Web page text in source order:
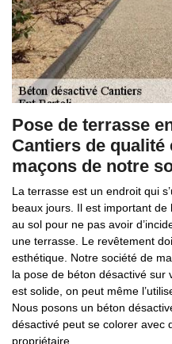
Pose de terrasse
Cantiers de qualité
maçons de notre
La terrasse est un endroit qui
beaux jours. Il est important
au sol pour ne pas avoir
une terrasse. Le revêtement
esthétique. Notre société de
la pose de béton désactivé sur
est solide, on peut même
Nous posons un béton
désactivé peut se colorer avec
propriétaire.